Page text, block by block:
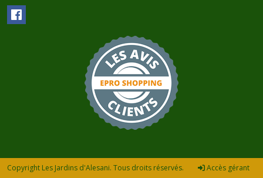
Copyright Les Jardins d'Alesani. Tous droits réservés. Accès gérant